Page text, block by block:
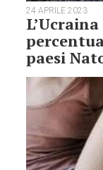
24 APRILE 2023
paesi